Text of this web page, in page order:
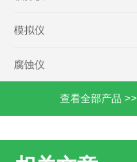
模拟仪
腐蚀仪
查看全部产品 >>